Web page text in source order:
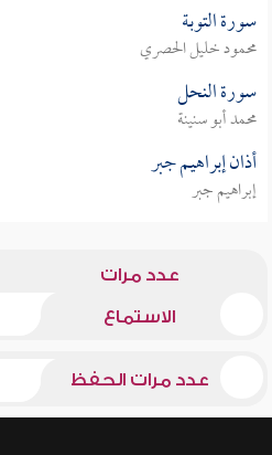
سورة التوبة
محمود خليل الحصري
سورة النحل
محمد أبو سنينة
أذان إبراهيم جبر
إبراهيم جبر
عدد مرات
الاستماع
عدد مرات الحفظ